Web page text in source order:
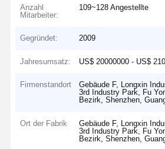
Anzahl
Mitarbeiter:
109~128 Angestellte
Gegründet: 2009
Jahresumsatz: US$ 20000000 - US$
Firmenstandort
Gebäude F, Longxin
3rd Industry Park, Fu
Bezirk, Shenzhen,
Ort der Fabrik
Gebäude F, Longxin
3rd Industry Park, Fu
Bezirk, Shenzhen,